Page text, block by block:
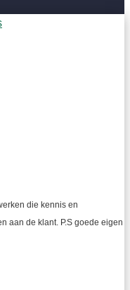
die kennis en
aan de klant. P.S goede eigen